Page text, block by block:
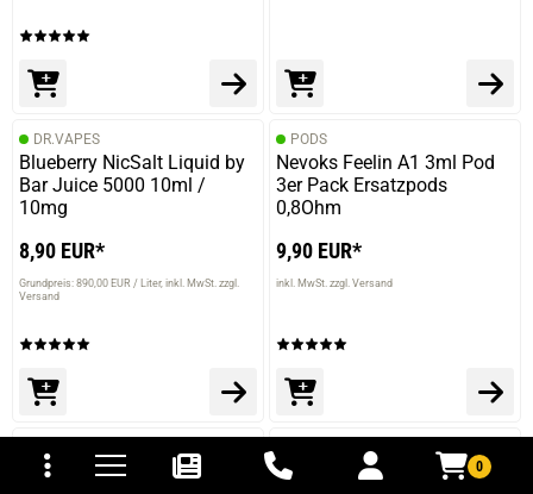
0
und Versandkosten
DR.VAPES
Blueberry NicSalt Liquid by
Bar Juice 5000 10ml /
10mg
8,90 EUR*
Grundpreis: 890,00 EUR / Liter inkl. MwSt. zzgl.
Versand
PODS
Nevoks Feelin A1 3ml Pod
3er Pack Ersatzpods
0,8Ohm
9,90 EUR*
inkl. MwSt. zzgl. Versand
Dr. Frost Cherry Cola Ice –
Pod Salt Pineapple Ice